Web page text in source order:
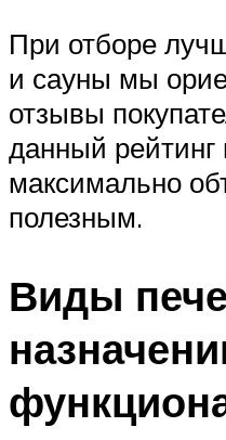
При отборе
и сауны мы
отзывы
данный рейтинг
максимально
полезным.
Виды